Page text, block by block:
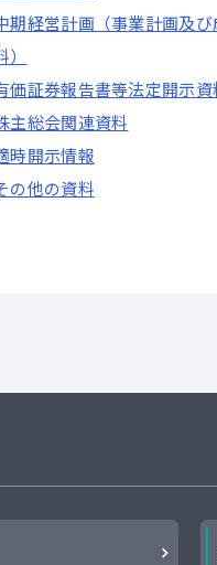
期経営計画（事業計画及
）
価証券報告書等法定開示資
主総会関連資料
時開示情報
の他の資料